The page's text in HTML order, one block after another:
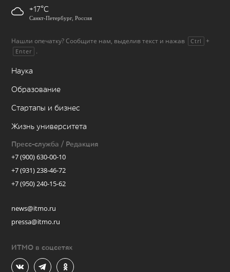
+17
Санкт-Петербург, Россия
Нашли опечатку? Сообщите нам, выделив текст и нажав Ctrl +
Enter .
Наука
Образование
Стартапы и бизнес
Жизнь университета
Пресс-служба / Редакция
+7 (900) 630-00-10
+7 (931) 238-46-72
+7 (950) 240-15-62
news@itmo.ru
pressa@itmo.ru
ИТМО в соцсетях